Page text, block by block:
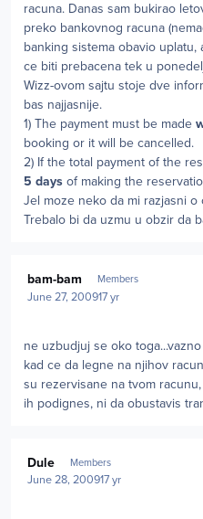
racuna. Danas sam bukirao
preko bankovnog racuna
banking sistema obavio
ce biti prebacena tek u
Wizz-ovom sajtu stoje dve
bas najjasnije.
1) The payment must be made
booking or it will be cancelled.
2) If the total payment of the
5 days of making the
Jel moze neko da mi razjasni o
Trebalo bi da uzmu u obzir da
bam-bam Members
June 27, 200917 yr
ne uzbudjuj se oko
kad ce da legne na njihov
su rezervisane na tvom
ih podignes, ni da obustavis
Dule Members
June 28, 200917 yr